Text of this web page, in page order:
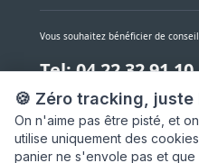
🍪 Zéro tracking,
On n'aime pas être pisté, et
utilise uniquement des
panier ne s'envole pas et
Vous souhaitez bénéficier de
Tel: 04 22 32 91 10
Notre service client est à votre
NOUS CONTACTER PAR